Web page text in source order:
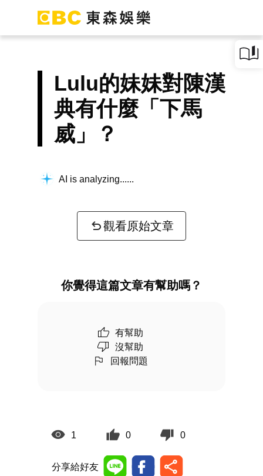
Lulu的妹妹對陳漢
典有什麼「下馬
威」？
AI is analyzing...
觀看原始文章
你覺得這篇文章有幫助嗎？
有幫助
沒幫助
回報問題
1 0 0
分享給好友